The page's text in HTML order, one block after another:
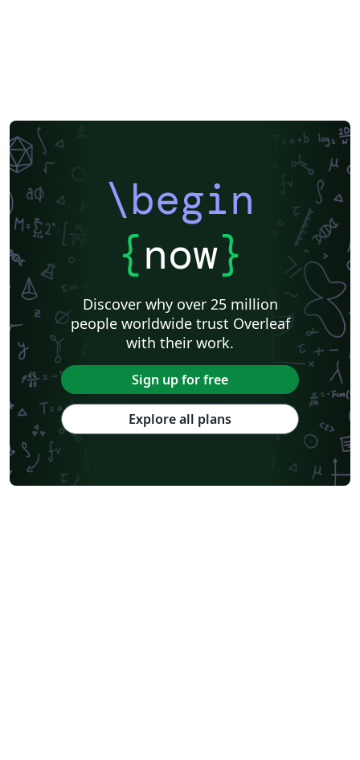
\begin
{now}
Discover why over 25 million
people worldwide trust Overleaf
with their work.
Sign up for free
Explore all plans